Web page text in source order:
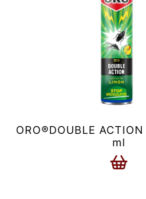
ORO®DOUBLE
ml